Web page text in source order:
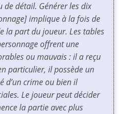
de détail. Générer les dix
implique à la fois de
la part du joueur. Les tables
offrent une
ou mauvais : il a reçu
particulier, il possède un
d’un crime ou bien il
Le joueur peut décider
la partie avec plus